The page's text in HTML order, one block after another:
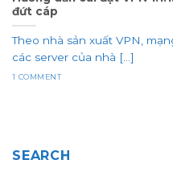
đứt cáp
Theo nhà sản xuất VPN,
các server của nhà [...]
1 COMMENT
SEARCH